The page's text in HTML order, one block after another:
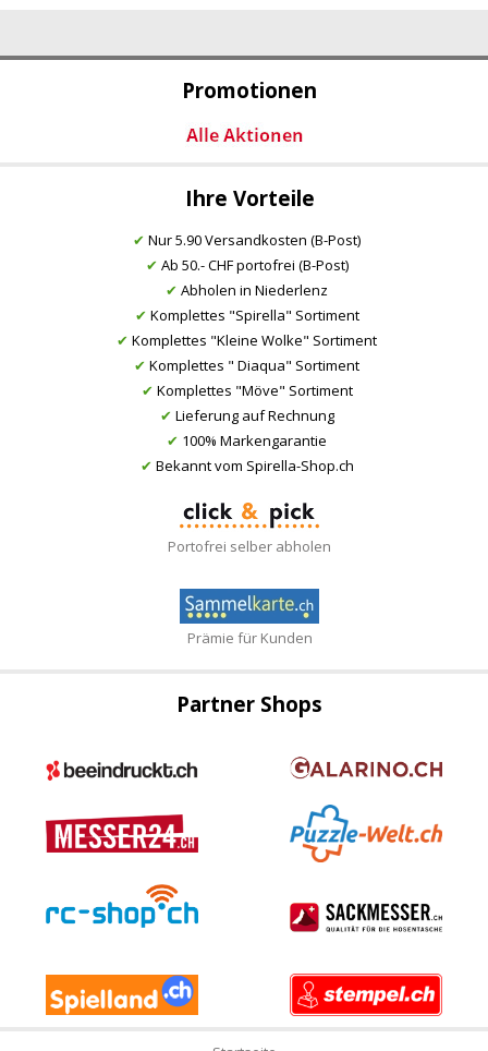
Promotionen
Ihre Vorteile
✔ Nur 5.90 Versandkosten (B-Post)
✔ Ab 50.- CHF portofrei (B-Post)
✔ Abholen in Niederlenz
✔ Komplettes "Spirella" Sortiment
✔ Komplettes "Kleine Wolke" Sortiment
✔ Komplettes " Diaqua" Sortiment
✔ Komplettes "Möve" Sortiment
✔ Lieferung auf Rechnung
✔ 100% Markengarantie
✔ Bekannt vom Spirella-Shop.ch
Portofrei selber abholen
Prämie für Kunden
Partner Shops